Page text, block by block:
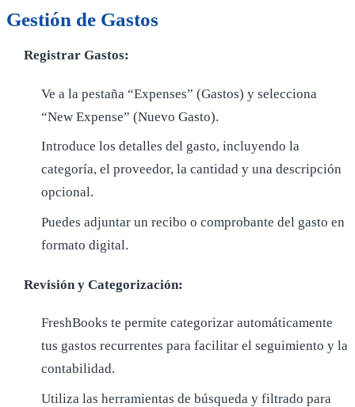
Gestión de Gastos
Registrar Gastos:
Ve a la pestaña “Expenses” (Gastos) y selecciona
“New Expense” (Nuevo Gasto).
Introduce los detalles del gasto, incluyendo la
categoría, el proveedor, la cantidad y una descripción
opcional.
Puedes adjuntar un recibo o comprobante del gasto en
formato digital.
Revisión y Categorización:
FreshBooks te permite categorizar automáticamente
tus gastos recurrentes para facilitar el seguimiento y la
contabilidad.
Utiliza las herramientas de búsqueda y filtrado para